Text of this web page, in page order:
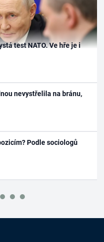
test NATO. Ve hře je i
nevystřelila na bránu,
Podle sociologů